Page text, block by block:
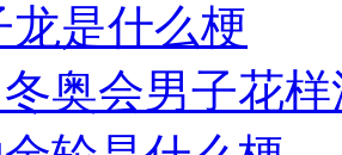
龙是什么梗
奥会男子花